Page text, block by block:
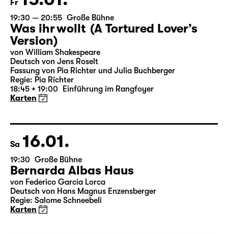
Fr 15.01.
19:30 — 20:55 Große Bühne
Was ihr wollt (A Tortured Lover’s
Version)
von William Shakespeare
Deutsch von Jens Roselt
18:45 + 19:00 Einführung im Rangfoyer
Karten
Sa 16.01.
19:30 Große Bühne
Bernarda Albas Haus